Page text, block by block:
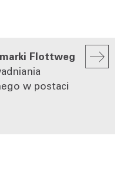
Flottweg
w postaci